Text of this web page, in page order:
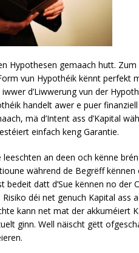
Hypothesen gemaach hutt.
vun Hypothéik kënnt perfekt
d’Liwwerung vun der
handelt awer e puer finanziell
mä d’Intent ass d’Kapital
einfach keng Garantie.
an deen och kënne
während de Begrëff kënnen
datt d’Sue kënnen no der
déi net genuch Kapital ass
kann net mat der akkuméiert
ginn. Well näischt gëtt